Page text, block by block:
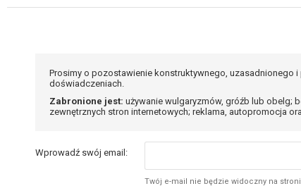
Prosimy o pozostawienie konstruktywnego,
doświadczeniach.
Zabronione jest: używanie wulgaryzmów, gróźb lub obelg;
zewnętrznych stron internetowych; reklama, autopromocja
Wprowadź swój email:
Twój e-mail nie będzie widoczny na